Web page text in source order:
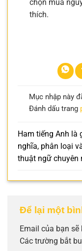
chọn mua
thích.
Mục nhập này
Đánh dấu trang
Ham tiếng Anh là
nghĩa, phân loại
thuật ngữ chuyên
Để lại một
Email của bạn
Các trường bắt